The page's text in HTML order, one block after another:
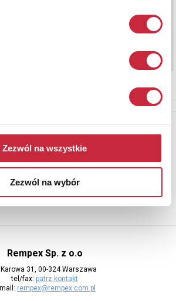
Zezwól na wszystkie
Zezwól na wybór
Newsletter
o nowych aukcjach, prosimy podać
Rempex Sp. z o.o
31, 00-324 Warszawa
tel/fax: patrz kontakt
rempex@rempex.com.pl